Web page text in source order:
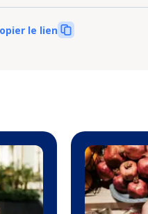
le lien